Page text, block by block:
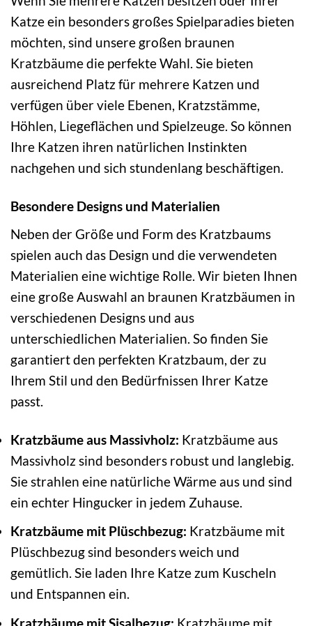
Katze ein besonders großes Spielparadies bieten
möchten, sind unsere großen braunen
Kratzbäume die perfekte Wahl. Sie bieten
ausreichend Platz für mehrere Katzen und
verfügen über viele Ebenen, Kratzstämme,
Höhlen, Liegeflächen und Spielzeuge. So können
Ihre Katzen ihren natürlichen Instinkten
nachgehen und sich stundenlang beschäftigen.
Besondere Designs und Materialien
Neben der Größe und Form des Kratzbaums
spielen auch das Design und die verwendeten
Materialien eine wichtige Rolle. Wir bieten Ihnen
eine große Auswahl an braunen Kratzbäumen in
verschiedenen Designs und aus
unterschiedlichen Materialien. So finden Sie
garantiert den perfekten Kratzbaum, der zu
Ihrem Stil und den Bedürfnissen Ihrer Katze
passt.
Kratzbäume aus Massivholz: Kratzbäume aus
Massivholz sind besonders robust und langlebig.
Sie strahlen eine natürliche Wärme aus und sind
ein echter Hingucker in jedem Zuhause.
Kratzbäume mit Plüschbezug: Kratzbäume mit
Plüschbezug sind besonders weich und
gemütlich. Sie laden Ihre Katze zum Kuscheln
und Entspannen ein.
Kratzbäume mit Sisalbezug: Kratzbäume mit